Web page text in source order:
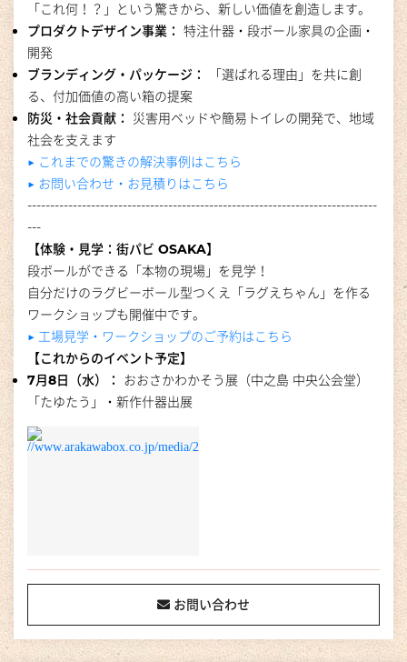
「これ何！？」という驚きから、新しい価値を創造します。
プロダクトデザイン事業： 特注什器・段ボール家具の企画・
開発
ブランディング・パッケージ：
「選ばれる理由」を共に創
る、付加価値の高い箱の提案
防災・社会貢献：
災害用ベッドや簡易トイレの開発で、地域
社会を支えます
▶︎ これまでの驚きの解決事例はこちら
▶︎ お問い合わせ・お見積りはこちら
-----------------------------------------------------------------------------
---
【体験・見学：街パビ OSAKA】
段ボールができる「本物の現場」を見学！
自分だけのラグビーボール型つくえ「ラグえちゃん」を作る
ワークショップも開催中です。
▶︎ 工場見学・ワークショップのご予約はこちら
【これからのイベント予定】
7月8日（水）：
おおさかわかそう展（中之島 中央公会堂）
「たゆたう」・新作什器出展
お問い合わせ